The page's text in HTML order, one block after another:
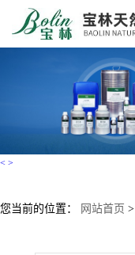
< >
您当前的位置： 网站首页 >